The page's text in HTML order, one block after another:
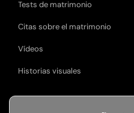
Tests de matrimonio
Citas sobre el matrimonio
Vídeos
Historias visuales